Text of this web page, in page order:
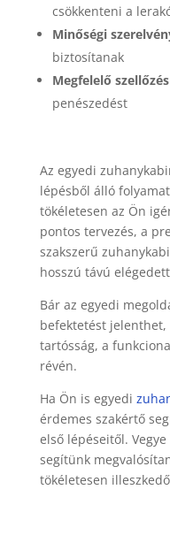
csökkenteni a
Minőségi
biztosítanak
Megfelelő szellőzés
penészedést
Az egyedi
lépésből álló
tökéletesen az Ön
pontos tervezés, a
szakszerű
hosszú távú
Bár az egyedi
befektetést
tartósság, a
révén.
Ha Ön is egyedi
érdemes szakértő
első lépéseitől.
segítünk
tökéletesen